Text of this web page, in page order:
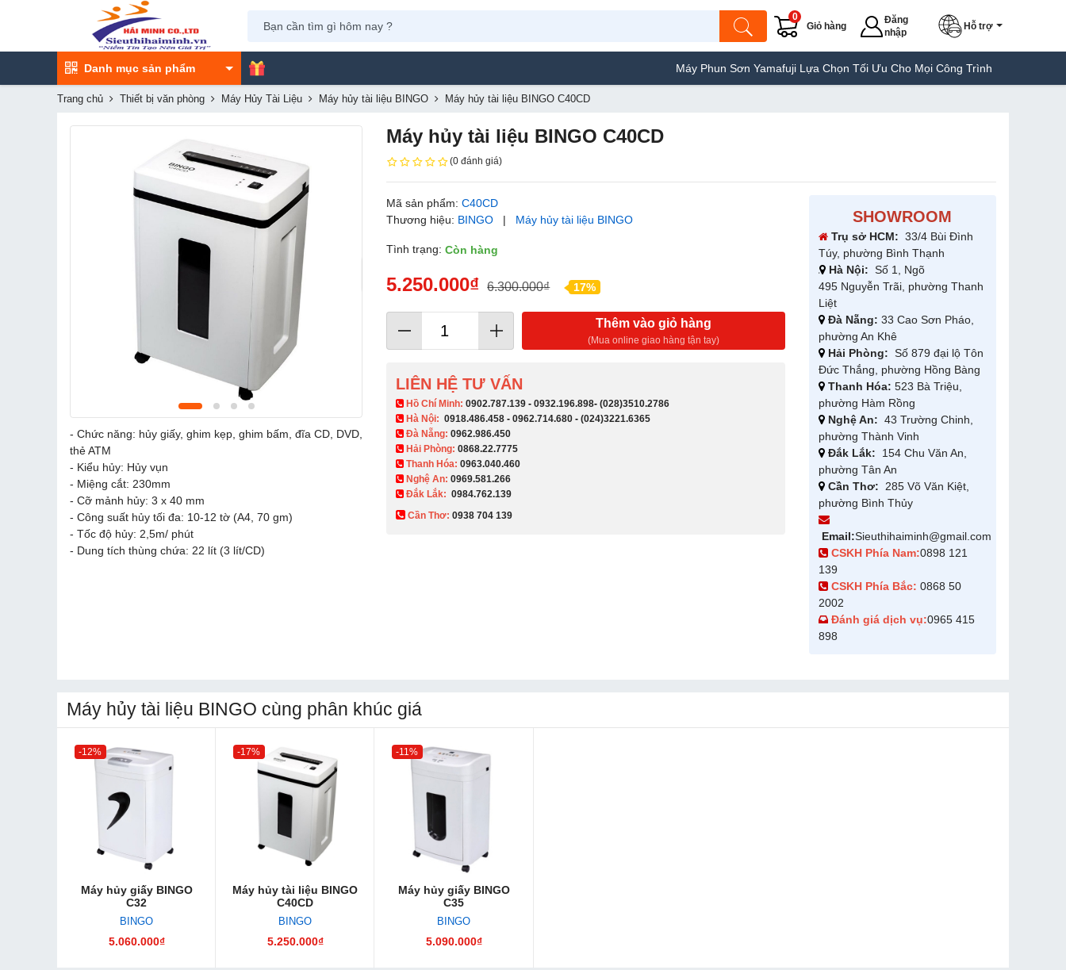
Giỏ hàng
0
Đăng
nhập
Hỗ trợ
Danh mục sản phẩm Máy Phun Sơn Yamafuji Lựa Chọn Tối Ưu Cho Mọi Công Trình Máy Hàn Túi
Trang chủ Thiết bị văn phòng Máy Hủy Tài Liệu Máy hủy tài liệu BINGO Máy hủy tài liệu BINGO C40CD
- Chức năng: hủy giấy, ghim kẹp, ghim bấm, đĩa CD, DVD,
thẻ ATM
- Kiểu hủy: Hủy vụn
- Miệng cắt: 230mm
- Cỡ mảnh hủy: 3 x 40 mm
- Công suất hủy tối đa: 10-12 tờ (A4, 70 gm)
- Tốc độ hủy: 2,5m/ phút
- Dung tích thùng chứa: 22 lít (3 lít/CD)
Máy hủy tài liệu BINGO C40CD
(0 đánh giá)
Mã sản phẩm:C40CD
Thương hiệu: BINGO | Máy hủy tài liệu BINGO
Tình trạng:Còn hàng
5.250.000₫ 6.300.000₫ 17%
Thêm vào giỏ hàng
(Mua online giao hàng tận tay)
LIÊN HỆ TƯ VẤN
​ Hồ Chí Minh:0902.787.139 -0932.196.898-(028)3510.2786
Hà Nội:0918.486.458 -0962.714.680 -(024)3221.6365
Đà Nẵng:0962.986.450
Hải Phòng:0868.22.7775
Thanh Hóa:0963.040.460
Nghệ An:0969.581.266
Đắk Lắk: 0984.762.139
Cần Thơ:0938 704 139​
SHOWROOM
Trụ sở HCM: 33/4 Bùi Đình
Túy, phường Bình Thạnh
Hà Nội: Số 1, Ngõ
495 Nguyễn Trãi, phường Thanh
Liệt
Đà Nẵng: 33 Cao Sơn Pháo,
phường An Khê
Hải Phòng: Số 879 đại lộ Tôn
Đức Thắng, phường Hồng Bàng
Thanh Hóa: 523 Bà Triệu,
phường Hàm Rồng
Nghệ An: 43 Trường Chinh,
phường Thành Vinh
Đắk Lắk: 154 Chu Văn An,
phường Tân An
Cần Thơ: 285 Võ Văn Kiệt,
phường Bình Thủy
Email:Sieuthihaiminh@gmail.com
CSKH Phía Nam:0898 121
139
CSKH Phía Bắc: 0868 50
2002
Đánh giá dịch vụ:0965 415
898
Máy hủy tài liệu BINGO cùng phân khúc giá
-12%
Máy hủy giấy BINGO
C32
BINGO
5.060.000₫
-17%
Máy hủy tài liệu BINGO
C40CD
BINGO
5.250.000₫
-11%
Máy hủy giấy BINGO
C35
BINGO
5.090.000₫